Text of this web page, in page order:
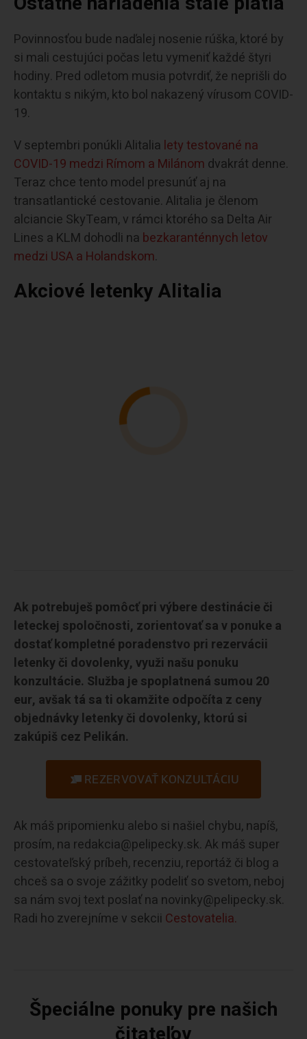
Povinnosťou bude naďalej nosenie rúška, ktoré by
si mali cestujúci počas letu vymeniť každé štyri
hodiny. Pred odletom musia potvrdiť, že neprišli do
kontaktu s nikým, kto bol nakazený vírusom COVID-
19.
V septembri ponúkli Alitalia lety testované na
COVID-19 medzi Rímom a Milánom dvakrát denne.
Teraz chce tento model presunúť aj na
transatlantické cestovanie. Alitalia je členom
alciancie SkyTeam, v rámci ktorého sa Delta Air
Lines a KLM dohodli na bezkaranténnych letov
medzi USA a Holandskom.
Akciové letenky Alitalia
Ak potrebuješ pomôcť pri výbere destinácie či
leteckej spoločnosti, zorientovať sa v ponuke a
dostať kompletné poradenstvo pri rezervácii
letenky či dovolenky, využi našu ponuku
konzultácie. Služba je spoplatnená sumou 20
eur, avšak tá sa ti okamžite odpočíta z ceny
objednávky letenky či dovolenky, ktorú si
zakúpiš cez Pelikán.
REZERVOVAŤ KONZULTÁCIU
Ak máš pripomienku alebo si našiel chybu, napíš,
prosím, na redakcia@pelipecky.sk. Ak máš super
cestovateľský príbeh, recenziu, reportáž či blog a
chceš sa o svoje zážitky podeliť so svetom, neboj
sa nám svoj text poslať na novinky@pelipecky.sk.
Radi ho zverejníme v sekcii Cestovatelia.
Špeciálne ponuky pre našich